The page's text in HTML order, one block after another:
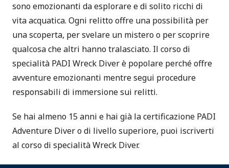
sono emozionanti da esplorare e di solito ricchi di
vita acquatica. Ogni relitto offre una possibilità per
una scoperta, per svelare un mistero o per scoprire
qualcosa che altri hanno tralasciato. Il corso di
specialità PADI Wreck Diver è popolare perché offre
avventure emozionanti mentre segui procedure
responsabili di immersione sui relitti.
Se hai almeno 15 anni e hai già la certificazione PADI
Adventure Diver o di livello superiore, puoi iscriverti
al corso di specialità Wreck Diver.